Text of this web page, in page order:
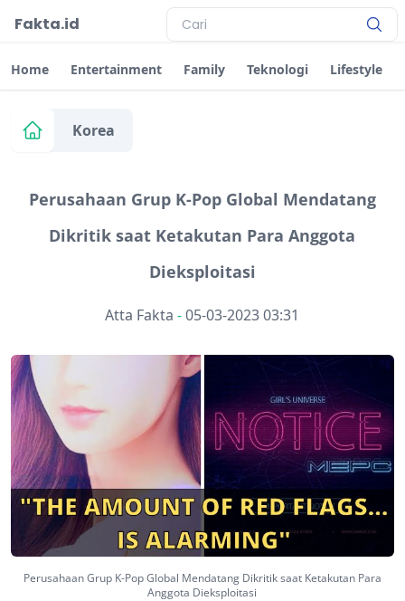
Fakta.id
Home Entertainment Family Teknologi Lifestyle
Korea
Perusahaan Grup K-Pop Global Mendatang
Dikritik saat Ketakutan Para Anggota
Dieksploitasi
Atta Fakta -05-03-2023 03:31
Perusahaan Grup K-Pop Global Mendatang Dikritik saat Ketakutan Para
Anggota Dieksploitasi